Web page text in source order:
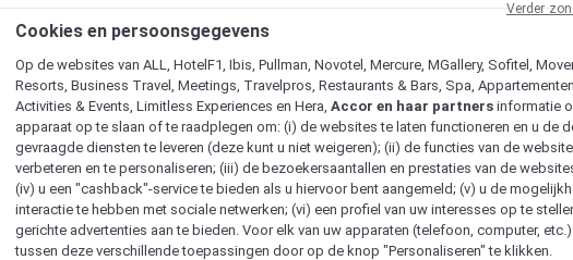
Cookies en persoonsgegevens
Op de websites van ALL, HotelF1, Ibis, Pullman, Novotel, Mercure, MGallery, Sofitel,
Resorts, Business Travel, Meetings, Travelpros, Restaurants & Bars, Spa,
Activities & Events, Limitless Experiences en Hera, Accor en haar partners informatie
apparaat op te slaan of te raadplegen om: (i) de websites te laten functioneren en u de
gevraagde diensten te leveren (deze kunt u niet weigeren); (ii) de functies van de
verbeteren en te personaliseren; (iii) de bezoekersaantallen en prestaties van de
(iv) u een "cashback"-service te bieden als u hiervoor bent aangemeld; (v) u de
interactie te hebben met sociale netwerken; (vi) een profiel van uw interesses op te
gerichte advertenties aan te bieden. Voor elk van uw apparaten (telefoon, computer,
tussen deze verschillende toepassingen door op de knop "Personaliseren" te klikken.
Verder